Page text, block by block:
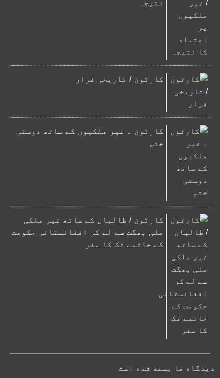
نتیجہ
کارٹون / تاریخی فرار
کارٹون ۔ غیر ملکیوں کے ساتھ دوستی
ختم
کارٹون / طالبان کے ساتھ غیر ملکی
ملی بھگت سے لے کر افغانستانی حکومت
کے خاتمے تک کا سفر
دیدگاه ها بسته شده است